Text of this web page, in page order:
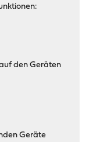
den Geräten
Geräte